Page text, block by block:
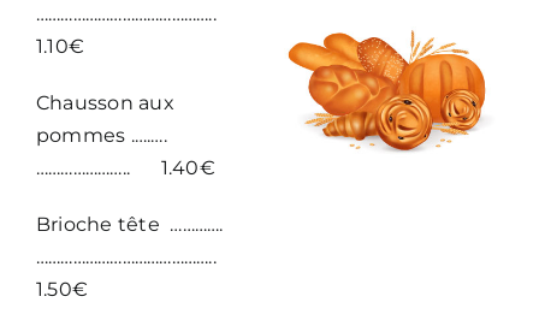
……………………………………..
1.10€
Chausson aux
pommes .….….
………………….. 1.40€
Brioche tête ………….
……………………………………..
1.50€